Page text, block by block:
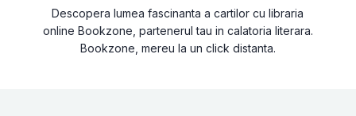
Descopera lumea fascinanta a cartilor cu libraria
online Bookzone, partenerul tau in calatoria literara.
Bookzone, mereu la un click distanta.